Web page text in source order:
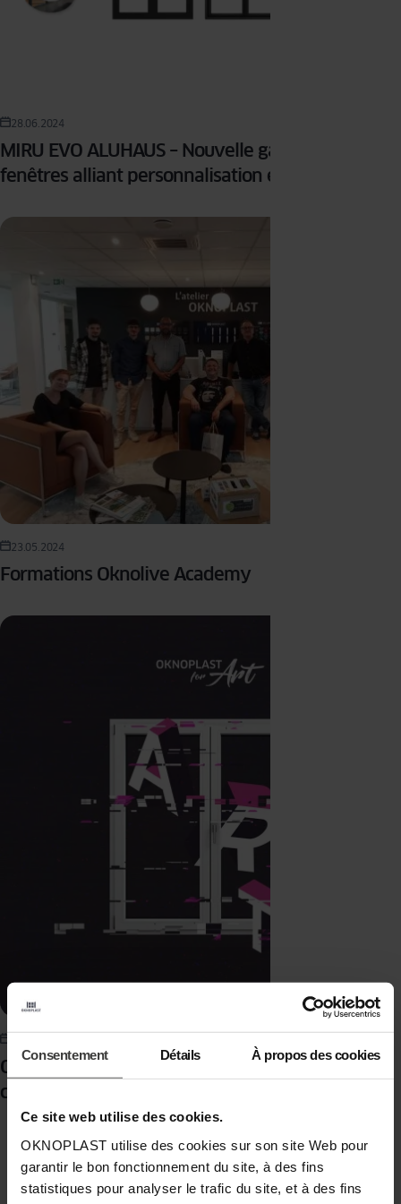
Consentement Détails À propos des cookies
Ce site web utilise des cookies.
OKNOPLAST utilise des cookies sur son site Web pour
garantir le bon fonctionnement du site, à des fins
statistiques pour analyser le trafic du site, et à des fins
28.06.2024
MIRU EVO ALUHAUS – Nouvelle gamme de
fenêtres alliant personnalisation et qualité
23.05.2024
Formations Oknolive Academy
OKNOPLAST FOR ART. Nombre record de
candidatures
1 2 … 8